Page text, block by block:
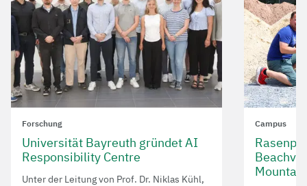
Forschung
Universität Bayreuth gründet AI
Responsibility Centre
Unter der Leitung von Prof. Dr. Niklas Kühl,
Campus